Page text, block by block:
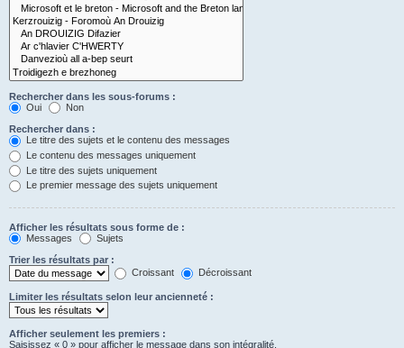
Rechercher dans les sous-forums :
Oui
Non
Rechercher dans :
Le titre des sujets et le contenu des messages
Le contenu des messages uniquement
Le titre des sujets uniquement
Le premier message des sujets uniquement
Afficher les résultats sous forme de :
Messages
Sujets
Trier les résultats par :
Croissant
Décroissant
Limiter les résultats selon leur ancienneté :
Afficher seulement les premiers :
Saisissez « 0 » pour afficher le message dans son intégralité.